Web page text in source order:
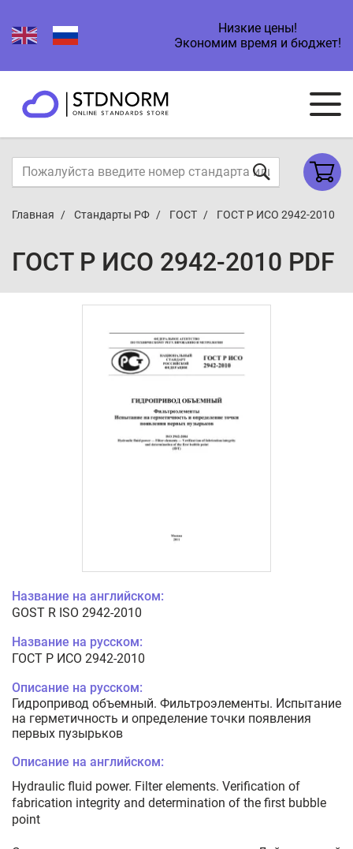
Низкие цены!
Экономим время и бюджет!
Главная Стандарты РФ ГОСТ ГОСТ Р ИСО 2942-2010
ГОСТ Р ИСО 2942-2010 PDF
Название на английском:
GOST R ISO 2942-2010
Название на русском:
ГОСТ Р ИСО 2942-2010
Описание на русском:
Гидропривод объемный. Фильтроэлементы. Испытание
на герметичность и определение точки появления
первых пузырьков
Описание на английском:
Hydraulic fluid power. Filter elements. Verification of
fabrication integrity and determination of the first bubble
point